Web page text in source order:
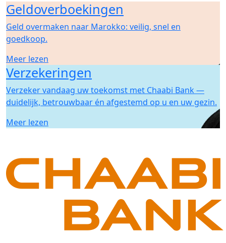
Geldoverboekingen
Geld overmaken naar Marokko: veilig, snel en
goedkoop.
Meer lezen
Verzekeringen
Verzeker vandaag uw toekomst met Chaabi Bank —
duidelijk, betrouwbaar én afgestemd op u en uw gezin.
Meer lezen